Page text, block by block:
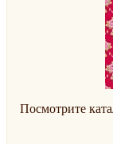
Посмотрите